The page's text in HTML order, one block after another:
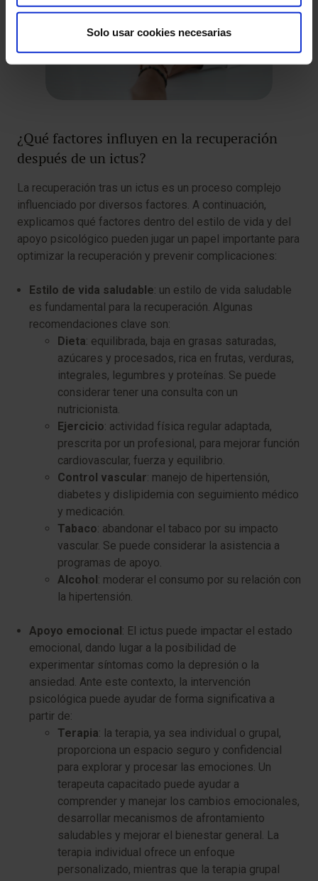
Solo usar cookies necesarias
¿Qué factores influyen en la recuperación
después de un ictus?
La recuperación tras un ictus es un proceso complejo
influenciado por diversos factores. A continuación,
explicamos qué factores dentro del estilo de vida y del
apoyo psicológico pueden jugar un papel importante para
optimizar la recuperación y prevenir complicaciones:
Estilo de vida saludable: un estilo de vida saludable
es fundamental para la recuperación. Algunas
recomendaciones clave son:
Dieta: equilibrada, baja en grasas saturadas,
azúcares y procesados, rica en frutas, verduras,
integrales, legumbres y proteínas. Se puede
considerar tener una consulta con un
nutricionista.
Ejercicio: actividad física regular adaptada,
prescrita por un profesional, para mejorar función
cardiovascular, fuerza y equilibrio.
Control vascular: manejo de hipertensión,
diabetes y dislipidemia con seguimiento médico
y medicación.
Tabaco: abandonar el tabaco por su impacto
vascular. Se puede considerar la asistencia a
programas de apoyo.
Alcohol: moderar el consumo por su relación con
la hipertensión.
Apoyo emocional: El ictus puede impactar el estado
emocional, dando lugar a la posibilidad de
experimentar síntomas como la depresión o la
ansiedad. Ante este contexto, la intervención
psicológica puede ayudar de forma significativa a
partir de:
Terapia: la terapia, ya sea individual o grupal,
proporciona un espacio seguro y confidencial
para explorar y procesar las emociones. Un
terapeuta capacitado puede ayudar a
comprender y manejar los cambios emocionales,
desarrollar mecanismos de afrontamiento
saludables y mejorar el bienestar general. La
terapia individual ofrece un enfoque
personalizado, mientras que la terapia grupal